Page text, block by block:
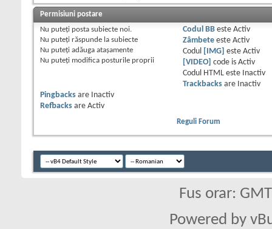
Permisiuni postare
Nu puteţi posta subiecte noi.
Nu puteţi răspunde la subiecte
Nu puteţi adăuga ataşamente
Nu puteţi modifica posturile proprii
Codul BBeste Activ
Zâmbeteeste Activ
Codul
[IMG] este Activ
[VIDEO] code is Activ
Codul HTML este
Inactiv
Trackbacksare
Inactiv
Pingbacks are
Inactiv
Refbacks are Activ
Reguli Forum
Fus orar:
Powered by